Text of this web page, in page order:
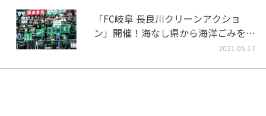
「FC岐阜 長良川クリーンアクショ
ン」開催！海なし県から海洋ごみをな
2021.05.17